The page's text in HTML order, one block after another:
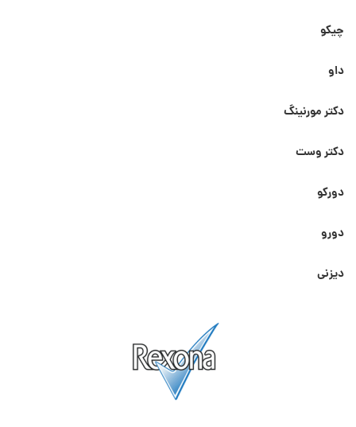
چیکو
داو
دکتر مورنینگ
دکتر وست
دورکو
دورو
دیزنی